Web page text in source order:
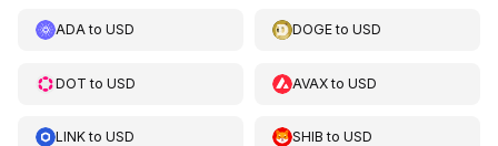
ADAto USD DOGEtoUSD
DOT to USD AVAXtoUSD
LINKto USD SHIB toUSD